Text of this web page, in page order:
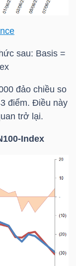
sau: Basis =
đảo chiều so
điểm. Điều này
trở lại.
Index